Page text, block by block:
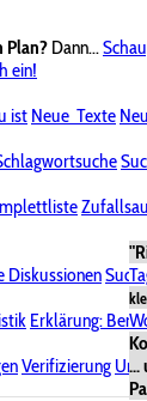
Plan? Dann...
ein!
ist Neue Texte
...
Diskussionen
Erklärung:
Verifizierung